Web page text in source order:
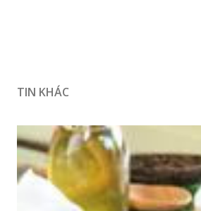
TIN KHÁC